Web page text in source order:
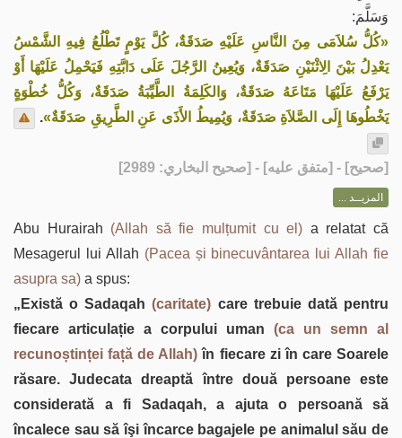
وَسَلَّمَ:
«كُلُّ سُلاَمَى مِنَ النَّاسِ عَلَيْهِ صَدَقَةٌ، كُلَّ يَوْمٍ تَطْلُعُ فِيهِ الشَّمْسُ
يَعْدِلُ بَيْنَ الِاثْنَيْنِ صَدَقَةٌ، وَيُعِينُ الرَّجُلَ عَلَى دَابَّتِهِ فَيَحْمِلُ عَلَيْهَا أَوْ
يَرْفَعُ عَلَيْهَا مَتَاعَهُ صَدَقَةٌ، وَالكَلِمَةُ الطَّيِّبَةُ صَدَقَةٌ، وَكُلُّ خُطْوَةٍ
يَخْطُوهَا إِلَى الصَّلاَةِ صَدَقَةٌ، وَيُمِيطُ الأَذَى عَنِ الطَّرِيقِ صَدَقَةٌ».
[صحيح] - [متفق عليه] - [صحيح البخاري: 2989]
المزيــد ...
Abu Hurairah (Allah să fie mulțumit cu el) a relatat că
Mesagerul lui Allah (Pacea și binecuvântarea lui Allah fie
asupra sa) a spus:
„Există o Sadaqah(caritate) care trebuie dată pentru
fiecare articulație a corpului uman (ca un semn al
recunoștinței față de Allah) în fiecare zi în care Soarele
răsare. Judecata dreaptă între două persoane este
considerată a fi Sadaqah, a ajuta o persoană să
încalece sau să îşi încarce bagajele pe animalul său de